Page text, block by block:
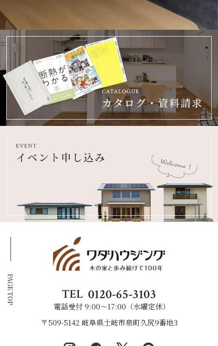
TEL 0120-65-3103
電話受付 9:00〜17:00（水曜定休）
〒509-5142 岐阜県土岐市泉町久尻9番地3
PAGE TOP